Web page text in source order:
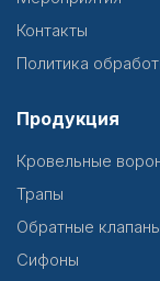
Контакты
Политика
Продукция
Кровельные
Трапы
Обратные клапаны
Сифоны